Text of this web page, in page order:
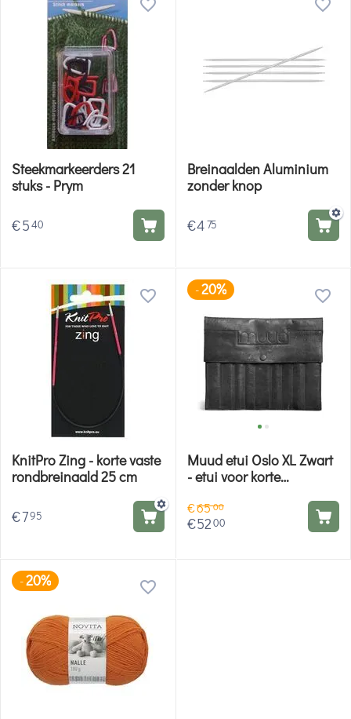
Steekmarkeerders 21
stuks - Prym
€540
Breinaalden Aluminium
zonder knop
€475
KnitPro Zing - korte vaste
rondbreinaald 25 cm
€795
-20%
Muud etui Oslo XL Zwart
- etui voor korte
€6500
€5200
-20%